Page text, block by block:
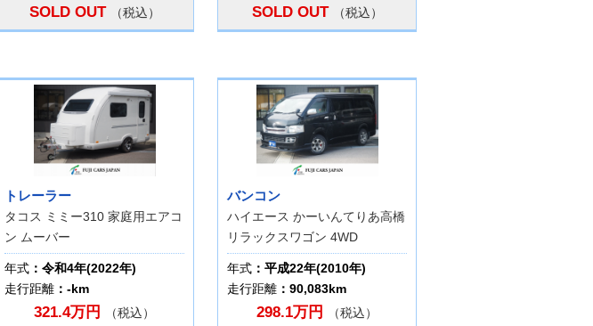
SOLD OUT （税込） SOLD OUT （税込）
トレーラー
タコス ミミー310 家庭用エアコ
ン ムーバー
年式 ：令和4年(2022年)
走行距離 ：-km
321.4万円 （税込）
バンコン
ハイエース かーいんてりあ高橋
リラックスワゴン 4WD
年式 ：平成22年(2010年)
走行距離 ：90,083km
298.1万円 （税込）